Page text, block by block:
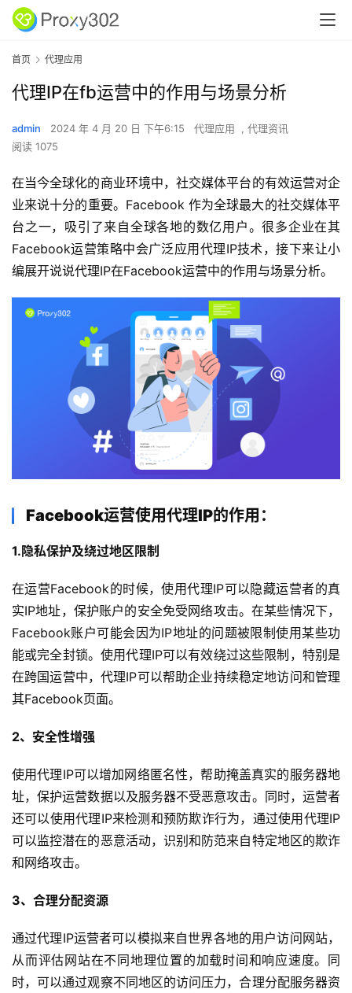
首页 代理应用
代理IP在fb运营中的作用与场景分析
admin 2024 年 4 月 20 日 下午6:15 代理应用 , 代理资讯
阅读 1075
在当今全球化的商业环境中，社交媒体平台的有效运营对企
业来说十分的重要。Facebook 作为全球最大的社交媒体平
台之一，吸引了来自全球各地的数亿用户。很多企业在其
Facebook运营策略中会广泛应用代理IP技术，接下来让小
编展开说说代理IP在Facebook运营中的作用与场景分析。
Facebook运营使用代理IP的作用：
1.隐私保护及绕过地区限制
在运营Facebook的时候，使用代理IP可以隐藏运营者的真
实IP地址，保护账户的安全免受网络攻击。在某些情况下，
Facebook账户可能会因为IP地址的问题被限制使用某些功
能或完全封锁。使用代理IP可以有效绕过这些限制，特别是
在跨国运营中，代理IP可以帮助企业持续稳定地访问和管理
其Facebook页面。
2、安全性增强
使用代理IP可以增加网络匿名性，帮助掩盖真实的服务器地
址，保护运营数据以及服务器不受恶意攻击。同时，运营者
还可以使用代理IP来检测和预防欺诈行为，通过使用代理IP
可以监控潜在的恶意活动，识别和防范来自特定地区的欺诈
和网络攻击。
3、合理分配资源
通过代理IP运营者可以模拟来自世界各地的用户访问网站，
从而评估网站在不同地理位置的加载时间和响应速度。同
时，可以通过观察不同地区的访问压力，合理分配服务器资